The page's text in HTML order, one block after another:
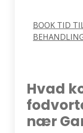
BOOK TID
Hvad
nær